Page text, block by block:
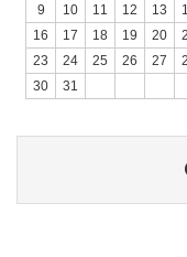
9
10 11 12 13
16
17 18 19 20
23
24 25 26 27
30
31